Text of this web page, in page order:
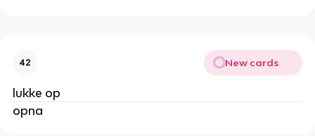
42 New cards
lukke op
opna